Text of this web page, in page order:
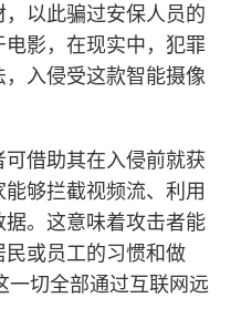
以此骗过安保人员的
影，在现实中，犯罪
入侵受这款智能摄像
借助其在入侵前就获
够拦截视频流、利用
。这意味着攻击者能
或员工的习惯和做
一切全部通过互联网远